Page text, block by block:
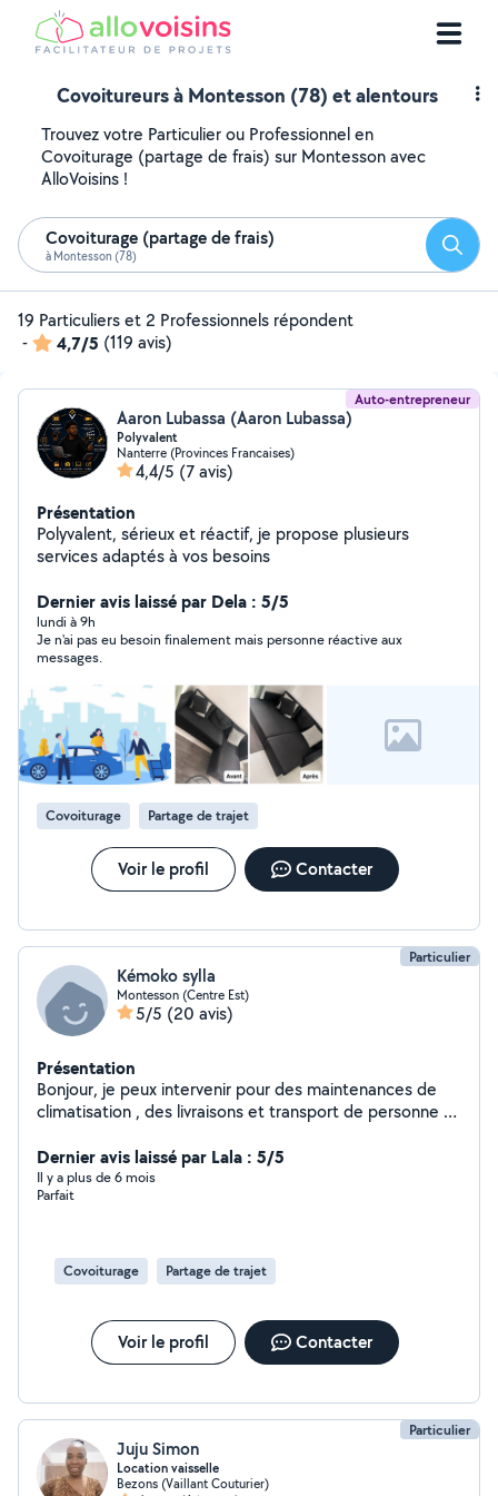
Covoitureurs à Montesson (78) et alentours
Trouvez votre Particulier ou Professionnel en
Covoiturage (partage de frais) sur Montesson avec
AlloVoisins !
Covoiturage (partage de frais)
à Montesson (78)
19 Particuliers et 2 Professionnels répondent
-
4,7/5 (119 avis)
Auto-entrepreneur
Aaron Lubassa (Aaron Lubassa)
Polyvalent
Nanterre (Provinces Francaises)
4,4/5 (7 avis)
Présentation
Polyvalent, sérieux et réactif, je propose plusieurs
services adaptés à vos besoins
Dernier avis laissé par Dela : 5/5
lundi à 9h
Je n'ai pas eu besoin finalement mais personne réactive aux
messages.
Covoiturage Partage de trajet
Voir le profil Contacter
Particulier
Kémoko sylla
Montesson (Centre Est)
5/5 (20 avis)
Présentation
Bonjour, je peux intervenir pour des maintenances de
climatisation , des livraisons et transport de personne si
Dernier avis laissé par Lala : 5/5
Il y a plus de 6 mois
Parfait
Covoiturage Partage de trajet
Voir le profil Contacter
Particulier
Juju Simon
Location vaisselle
Bezons (Vaillant Couturier)